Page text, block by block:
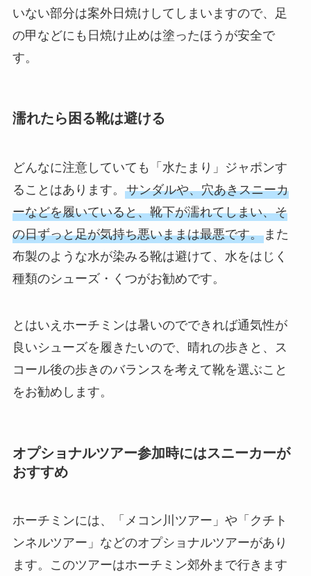
いない部分は案外日焼けしてしまいますので、足
の甲などにも日焼け止めは塗ったほうが安全で
す。
濡れたら困る靴は避ける
どんなに注意していても「水たまり」ジャポンす
ることはあります。 サンダルや、穴あきスニーカ
ーなどを履いていると、靴下が濡れてしまい、そ
の日ずっと足が気持ち悪いままは最悪です。また
布製のような水が染みる靴は避けて、水をはじく
種類のシューズ・くつがお勧めです。
とはいえホーチミンは暑いのでできれば通気性が
良いシューズを履きたいので、晴れの歩きと、ス
コール後の歩きのバランスを考えて靴を選ぶこと
をお勧めします。
オプショナルツアー参加時にはスニーカーが
おすすめ
ホーチミンには、「メコン川ツアー」や「クチト
ンネルツアー」などのオプショナルツアーがあり
ます。このツアーはホーチミン郊外まで行きます